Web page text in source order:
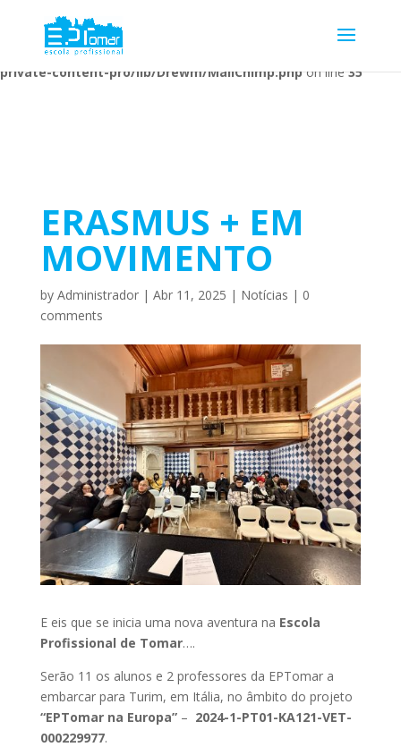
Warning: Undefined array key 1 in
/home/escolaprofission/public_html/wp-content/plugins/wp-
private-content-pro/lib/Drewm/MailChimp.phpon line35
ERASMUS + EM
MOVIMENTO
by Administrador| Abr 11, 2025 | Notícias | 0
comments
E eis que se inicia uma nova aventura na Escola
Profissional de Tomar….
Serão 11 os alunos e 2 professores da EPTomar a
embarcar para Turim, em Itália, no âmbito do projeto
“EPTomar na Europa” – 2024-1-PT01-KA121-VET-
000229977.